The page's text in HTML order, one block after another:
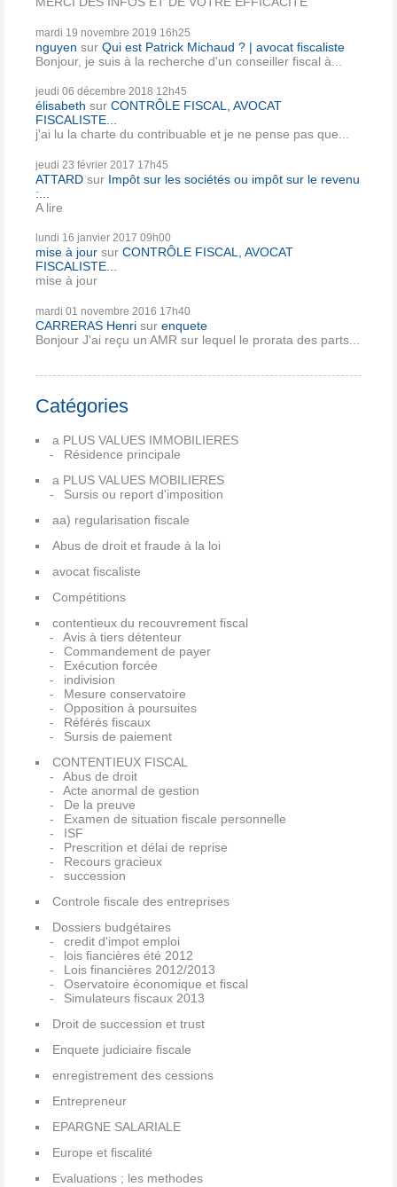
mardi 19 novembre 2019 16h25
nguyen sur Qui est Patrick Michaud ? | avocat fiscaliste
Bonjour, je suis à la recherche d'un conseiller fiscal à...
jeudi 06 décembre 2018 12h45
élisabeth sur CONTRÔLE FISCAL, AVOCAT
FISCALISTE...
j'ai lu la charte du contribuable et je ne pense pas que...
jeudi 23 février 2017 17h45
ATTARD sur Impôt sur les sociétés ou impôt sur le revenu
:...
A lire
lundi 16 janvier 2017 09h00
mise à jour sur CONTRÔLE FISCAL, AVOCAT
FISCALISTE...
mise à jour
mardi 01 novembre 2016 17h40
CARRERAS Henri sur enquete
Bonjour J'ai reçu un AMR sur lequel le prorata des parts...
Catégories
a PLUS VALUES IMMOBILIERES
Résidence principale
a PLUS VALUES MOBILIERES
Sursis ou report d'imposition
aa) regularisation fiscale
Abus de droit et fraude à la loi
avocat fiscaliste
Compétitions
contentieux du recouvrement fiscal
Avis à tiers détenteur
Commandement de payer
Exécution forcée
indivision
Mesure conservatoire
Opposition à poursuites
Référés fiscaux
Sursis de paiement
CONTENTIEUX FISCAL
Abus de droit
Acte anormal de gestion
De la preuve
Examen de situation fiscale personnelle
ISF
Prescrition et délai de reprise
Recours gracieux
succession
Controle fiscale des entreprises
Dossiers budgétaires
credit d'impot emploi
lois fiancières été 2012
Lois financières 2012/2013
Oservatoire économique et fiscal
Simulateurs fiscaux 2013
Droit de succession et trust
Enquete judiciaire fiscale
enregistrement des cessions
Entrepreneur
EPARGNE SALARIALE
Europe et fiscalité
Evaluations ; les methodes